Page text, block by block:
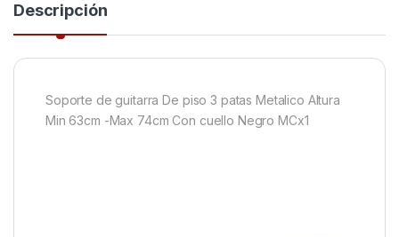
Descripción
Soporte de guitarra De piso 3 patas Metalico Altura
Min 63cm -Max 74cm Con cuello Negro MCx1